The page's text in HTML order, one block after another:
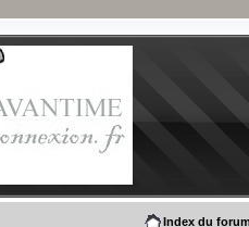
Index du